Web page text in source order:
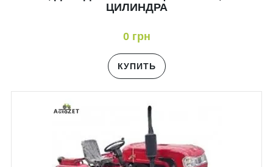
ЦИЛИНДРА
0 грн
КУПИТЬ